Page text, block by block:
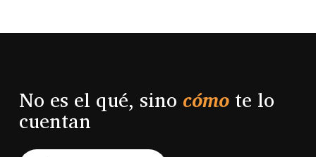
No es el qué, sino cómo te lo
cuentan